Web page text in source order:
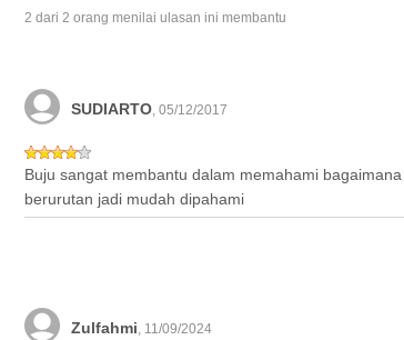
2 dari 2 orang menilai ulasan ini membantu
SUDIARTO, 05/12/2017
Buju sangat membantu dalam memahami
berurutan jadi mudah dipahami
Zulfahmi, 11/09/2024